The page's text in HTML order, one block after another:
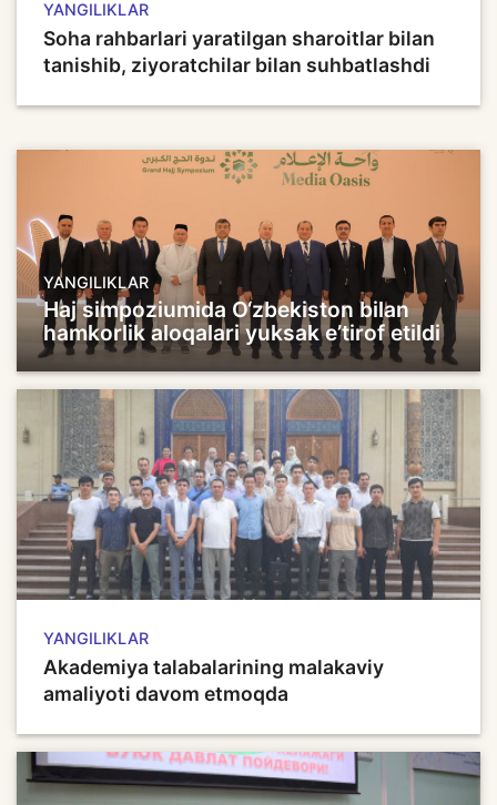
YANGILIKLAR
Soha rahbarlari yaratilgan sharoitlar bilan
tanishib, ziyoratchilar bilan suhbatlashdi
YANGILIKLAR
Haj simpoziumida O‘zbekiston bilan
hamkorlik aloqalari yuksak e’tirof etildi
YANGILIKLAR
Akademiya talabalarining malakaviy
amaliyoti davom etmoqda